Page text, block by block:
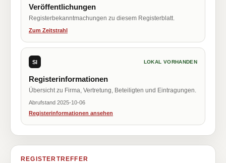
Veröffentlichungen
Registerbekanntmachungen zu diesem Registerblatt.
Zum Zeitstrahl
SI LOKAL VORHANDEN
Registerinformationen
Übersicht zu Firma, Vertretung, Beteiligten und Eintragungen.
Abrufstand 2025-10-06
Registerinformationen ansehen
REGISTERTREFFER